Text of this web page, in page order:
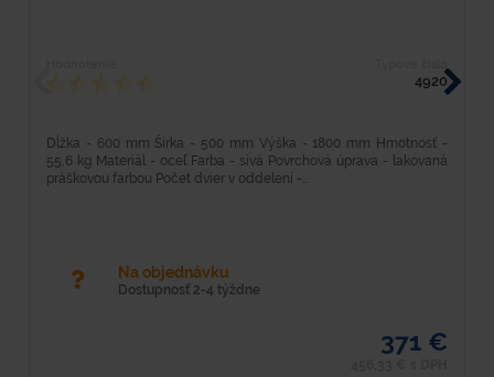
4920
Dĺžka - 600 mm Šírka - 500 mm Výška - 1800 mm Hmotnosť -
55,6 kg Materiál - oceľ Farba - sivá Povrchová úprava - lakovaná
práškovou farbou Počet dvier v oddelení -...
Na objednávku
Dostupnosť 2-4 týždne
371 €